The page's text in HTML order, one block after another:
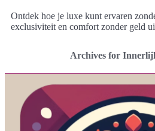
Ontdek hoe je luxe kunt ervaren
exclusiviteit en comfort zonder geld
Archives for